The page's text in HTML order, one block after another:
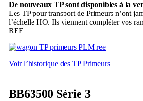
De nouveaux TP sont disponibles à la
Les TP pour transport de Primeurs n’ont
l’échelle HO. Ils viennent compléter vos
REE
Voir l’historique des TP Primeurs
BB63500 Série 3